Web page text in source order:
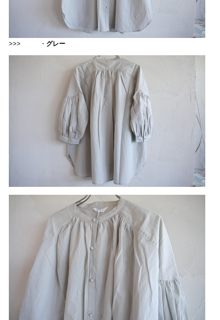
>>> ・ グレー